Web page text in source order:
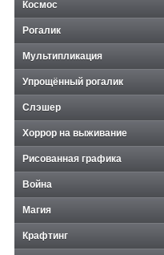
Космос
Рогалик
Мультипликация
Упрощённый рогалик
Слэшер
Хоррор на выживание
Рисованная графика
Война
Магия
Крафтинг